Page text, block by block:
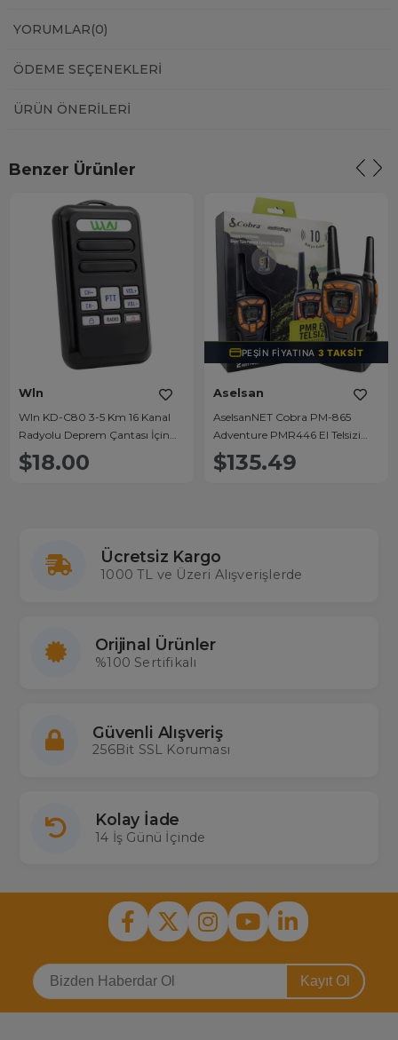
YORUMLAR(0)
ÖDEME SEÇENEKLERI
ÜRÜN ÖNERILERI
Benzer Ürünler
Wln
Wln KD-C80 3-5 Km 16 Kanal
Radyolu Deprem Çantası İçin
Mini Telsiz
$18.00
PEŞIN FIYATINA3 TAKSIT
Aselsan
AselsanNET Cobra PM-865
Adventure PMR446 El Telsizi
LCD Ekranlı 10 Km Menzilli 16
Kanal
$135.49
Ücretsiz Kargo
1000 TL ve Üzeri Alışverişlerde
Orijinal Ürünler
%100 Sertifikalı
Güvenli Alışveriş
256Bit SSL Koruması
Kolay İade
14 İş Günü İçinde
Kayıt Ol